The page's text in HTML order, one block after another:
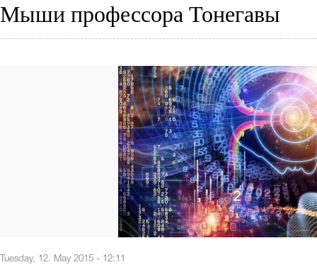
Мыши профессора Тонегавы
Tuesday, 12. May 2015 - 12:11